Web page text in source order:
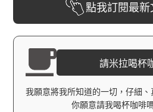
點我訂閱最新
請米拉喝杯
我願意將我所知道的一切，仔細
你願意請我喝杯咖啡